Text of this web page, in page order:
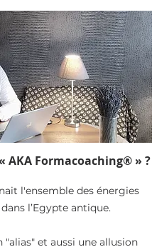
AKA Formacoaching® » ?
l'ensemble des énergies
l’Egypte antique.
"alias" et aussi une allusion